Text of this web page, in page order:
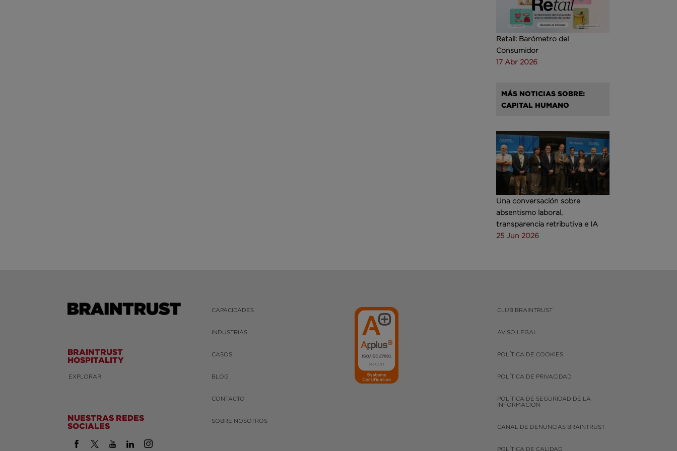
Retail: Barómetro del
Consumidor
17 Abr 2026
MÁS NOTICIAS SOBRE:
CAPITAL HUMANO
Una conversación sobre
absentismo laboral,
transparencia retributiva e IA
25 Jun 2026
BRAINTRUST
HOSPITALITY
EXPLORAR
NUESTRAS REDES
SOCIALES
CAPACIDADES
INDUSTRIAS
CASOS
BLOG
CONTACTO
SOBRE NOSOTROS
CLUB BRAINTRUST
AVISO LEGAL
POLÍTICA DE COOKIES
POLÍTICA DE PRIVACIDAD
POLÍTICA DE SEGURIDAD DE LA
INFORMACION
CANAL DE DENUNCIAS BRAINTRUST
POLÍTICA DE CALIDAD